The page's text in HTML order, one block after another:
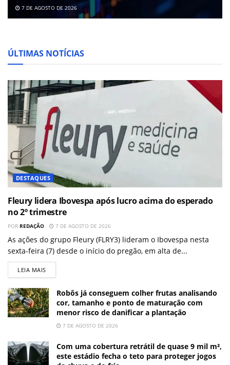
7 DE AGOSTO DE 2026
ÚLTIMAS NOTÍCIAS
DESTAQUES
Fleury lidera Ibovespa após lucro acima do esperado
no 2º trimestre
POR REDAÇÃO 7 DE AGOSTO DE 2026
As ações do grupo Fleury (FLRY3) lideram o Ibovespa nesta
sexta-feira (7) desde o início do pregão, em alta de...
LEIA MAIS
Robôs já conseguem colher frutas analisando
cor, tamanho e ponto de maturação com
menor risco de danificar a plantação
7 DE AGOSTO DE 2026
Com uma cobertura retrátil de quase 9 mil m²,
este estádio fecha o teto para proteger jogos